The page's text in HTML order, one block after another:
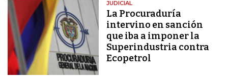
JUDICIAL
La Procuraduría
intervino en sanción
que iba a imponer la
Superindustria contra
Ecopetrol